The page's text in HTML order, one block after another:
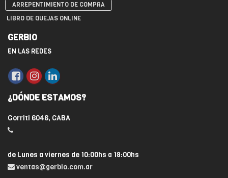
ARREPENTIMIENTO DE COMPRA
LIBRO DE QUEJAS ONLINE
GERBIO
EN LAS REDES
¿DÓNDE ESTAMOS?
Gorriti 6046, CABA
de Lunes a viernes de 10:00hs a 18:00hs
ventas@gerbio.com.ar